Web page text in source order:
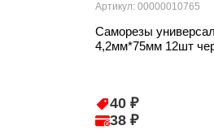
Артикул: 00000010765
Саморезы
4,2мм*75мм 12шт
40 ₽
38 ₽